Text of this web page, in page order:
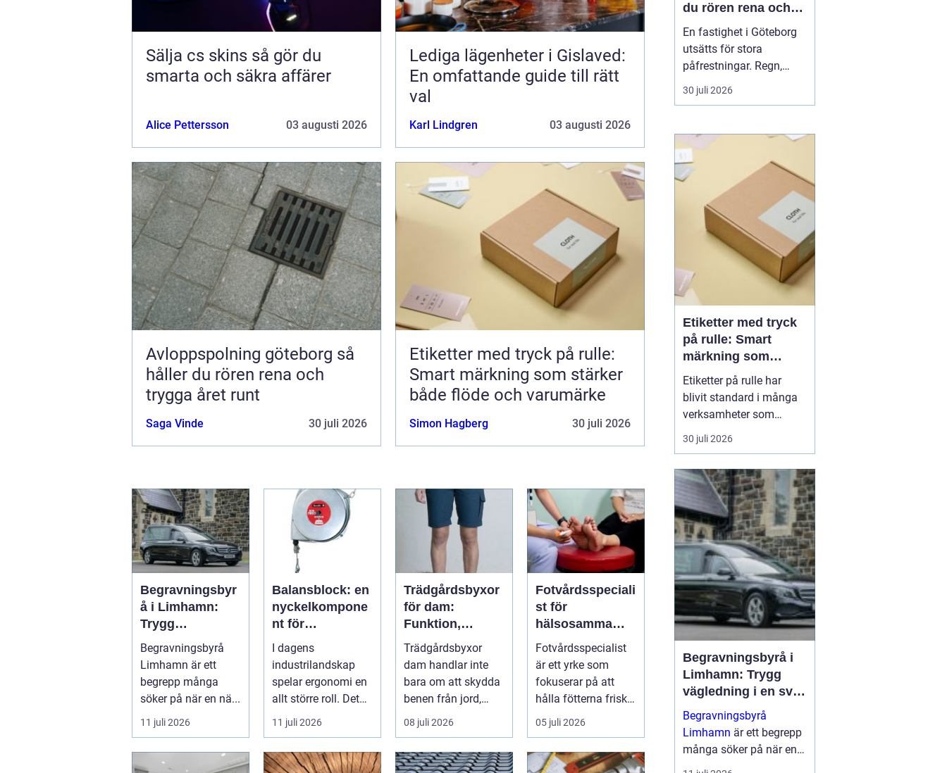
Sälja cs skins så gör du
smarta och säkra affärer
Alice Pettersson 03 augusti 2026
Lediga lägenheter i Gislaved:
En omfattande guide till rätt
val
Karl Lindgren 03 augusti 2026
Avloppspolning göteborg så
håller du rören rena och
trygga året runt
Saga Vinde 30 juli 2026
Etiketter med tryck på rulle:
Smart märkning som stärker
både flöde och varumärke
Simon Hagberg 30 juli 2026
Begravningsbyr
å i Limhamn:
Trygg
vägledning i en
svår tid
Begravningsbyrå
Limhamn är ett
begrepp många
söker på när en nä...
11 juli 2026
Balansblock: en
nyckelkompone
nt för
ergonomisk
effektivitet
I dagens
industrilandskap
spelar ergonomi en
allt större roll. Det
handlar inte bara
om att skapa en...
11 juli 2026
Trädgårdsbyxor
för dam:
Funktion,
passform och
hållbar stil i
rabatten
Trädgårdsbyxor
dam handlar inte
bara om att skydda
benen från jord,
taggar och v&au...
08 juli 2026
Fotvårdsspeciali
st för
hälsosamma
fötter i vardagen
Fotvårdsspecialist
är ett yrke som
fokuserar på att
hålla fötterna friska,
minska smärta och
förebyg...
05 juli 2026
du rören rena och
trygga året runt
En fastighet i Göteborg
utsätts för stora
påfrestningar. Regn,
snabba
temperaturväxlingar och
avloppen behöver mer
omsorg än många tror.
När vatten börjar rinna
undan långsamt, avlopp
luktar illa eller
golvbrunnar bubblar är...
30 juli 2026
Etiketter med tryck
på rulle: Smart
märkning som
stärker både flöde
och varumärke
Etiketter på rulle har
blivit standard i många
verksamheter som
behöver snabb, tydlig
och hållbar märkning.
livsmedel, ehandel, lager
eller butiker handlar allt i
grunden om samma sak:
rätt ...
30 juli 2026
Begravningsbyrå i
Limhamn: Trygg
vägledning i en svår
tid
Begravningsbyrå
Limhamn är ett begrepp
många söker på när en
nära anhörig har gått